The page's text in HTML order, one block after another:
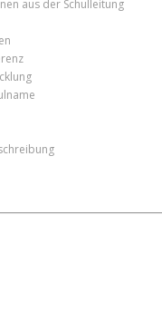
aus der Schulleitung